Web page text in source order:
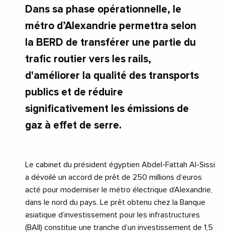
Dans sa phase opérationnelle, le
métro d’Alexandrie permettra selon
la BERD de transférer une partie du
trafic routier vers les rails,
d'améliorer la qualité des transports
publics et de réduire
significativement les émissions de
gaz à effet de serre.
Le cabinet du président égyptien Abdel-Fattah Al-Sissi
a dévoilé un accord de prêt de 250 millions d’euros
acté pour moderniser le métro électrique d’Alexandrie,
dans le nord du pays. Le prêt obtenu chez la Banque
asiatique d’investissement pour les infrastructures
(BAII) constitue une tranche d’un investissement de 1,5